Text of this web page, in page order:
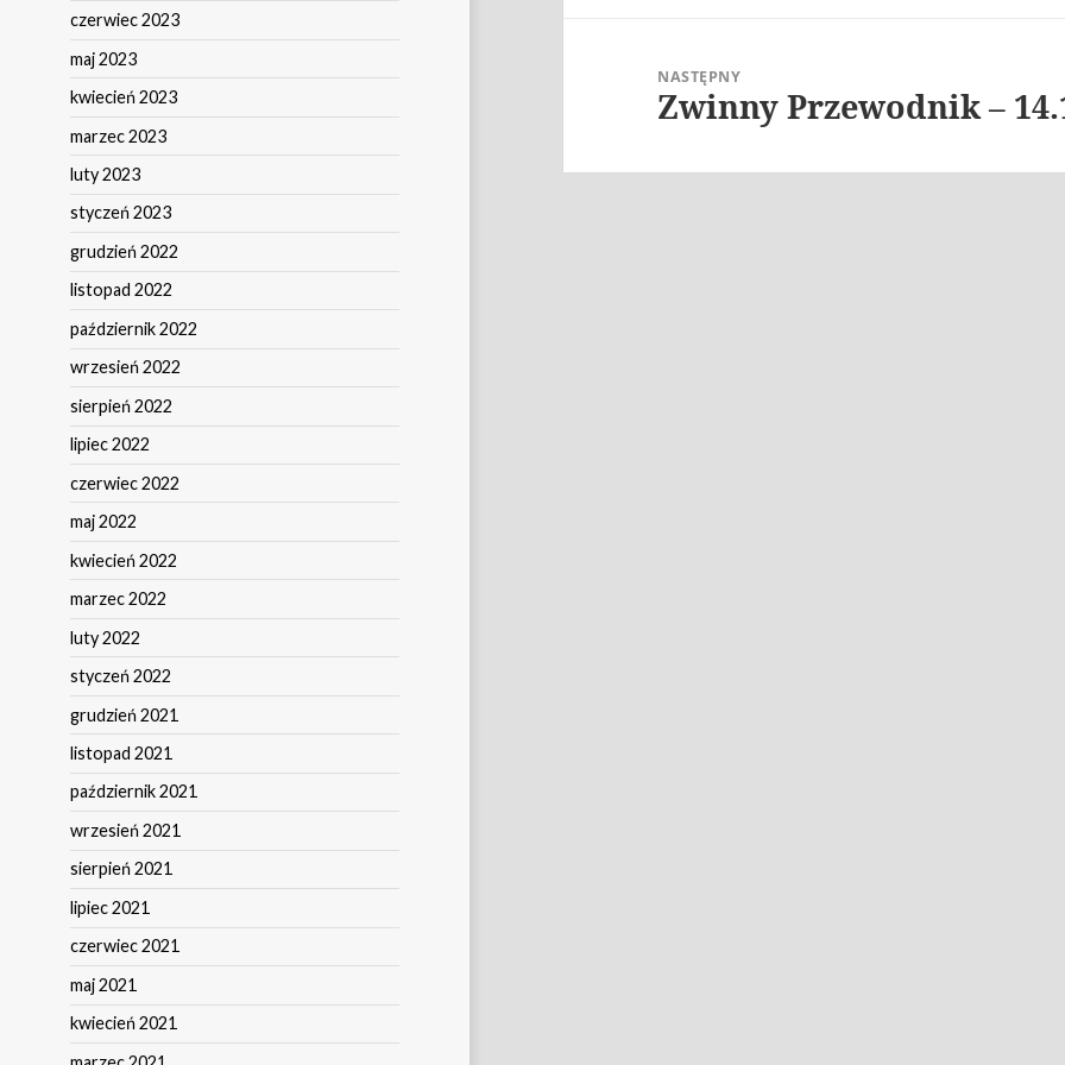
czerwiec 2023
maj 2023
kwiecień 2023
marzec 2023
luty 2023
styczeń 2023
grudzień 2022
listopad 2022
październik 2022
wrzesień 2022
sierpień 2022
lipiec 2022
czerwiec 2022
maj 2022
kwiecień 2022
marzec 2022
luty 2022
styczeń 2022
grudzień 2021
listopad 2021
październik 2021
wrzesień 2021
sierpień 2021
lipiec 2021
czerwiec 2021
maj 2021
kwiecień 2021
NASTĘPNY
Następny
Zwinny Przewodnik –